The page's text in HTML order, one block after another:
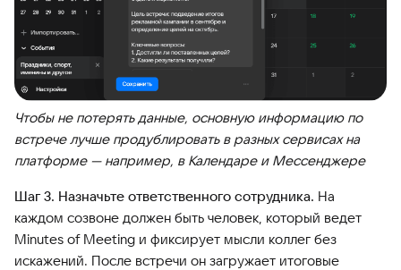
Чтобы не потерять данные, основную информацию по
встрече лучше продублировать в разных сервисах на
платформе — например, в Календаре и Мессенджере
Шаг 3. Назначьте ответственного сотрудника. На
каждом созвоне должен быть человек, который ведет
Minutes of Meeting и фиксирует мысли коллег без
искажений. После встречи он загружает итоговые